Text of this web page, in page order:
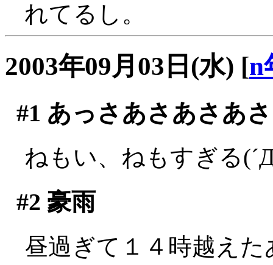
れてるし。
2003年09月03日(水) [n
#1 あっさあさあさあ
ねもい、ねもすぎる
#2 豪雨
昼過ぎて１４時越え